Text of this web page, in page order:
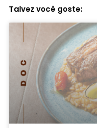
Talvez você goste: